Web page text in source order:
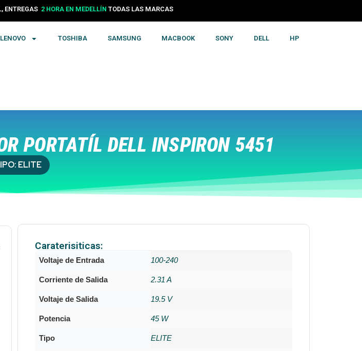
2 HORA EN MEDELLÍN
24 HORAS EN COLOMBIA TODAS LAS MARCAS
LENOVO TOSHIBA SAMSUNG MACBOOK SONY DELL HP
PORTATÍL DELL INSPIRON 5451
ELITE
Caraterisiticas:
Voltaje de Entrada 100-240
Corriente de Salida 2.31 A
Voltaje de Salida 19.5 V
Potencia 45 W
Tipo ELITE